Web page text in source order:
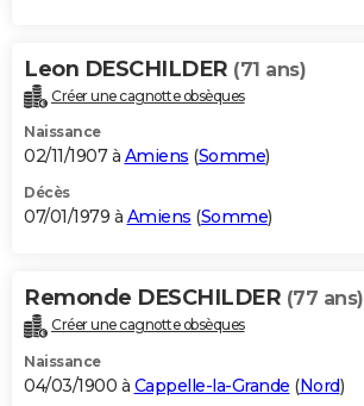
Leon DESCHILDER (71 ans)
Créer une cagnotte obsèques
Naissance
02/11/1907 à Amiens (Somme)
Décès
07/01/1979 à Amiens (Somme)
Remonde DESCHILDER (77 ans)
Créer une cagnotte obsèques
Naissance
04/03/1900 à Cappelle-la-Grande (Nord)